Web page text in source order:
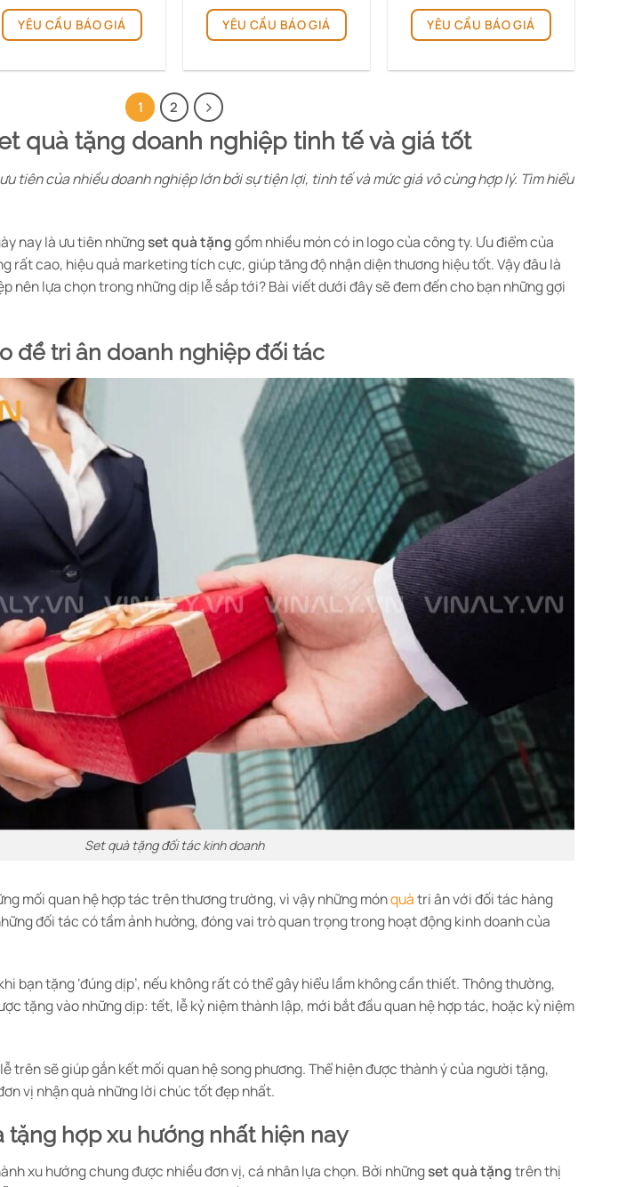
YÊU CẦU BÁO GIÁ YÊU CẦU BÁO GIÁ YÊU CẦU BÁO GIÁ
1 2
quà tặng doanh nghiệp tinh tế và giá tốt
tiên của nhiều doanh nghiệp lớn bởi sự tiện lợi, tinh tế và mức giá vô cùng hợp lý. Tìm hiểu
nay là ưu tiên nhữngset quà tặnggồm nhiều món có in logo của công ty. Ưu điểm của
rất cao, hiệu quả marketing tích cực, giúp tăng độ nhận diện thương hiệu tốt. Vậy đâu là
nên lựa chọn trong những dịp lễ sắp tới? Bài viết dưới đây sẽ đem đến cho bạn những gợi
để tri ân doanh nghiệp đối tác
Set quà tặng đối tác kinh doanh
mối quan hệ hợp tác trên thương trường, vì vậy những mónquàtri ân với đối tác hàng
đối tác có tầm ảnh hưởng, đóng vai trò quan trọng trong hoạt động kinh doanh của
bạn tặng ‘đúng dịp’, nếu không rất có thể gây hiểu lầm không cần thiết. Thông thường,
tặng vào những dịp: tết, lễ kỷ niệm thành lập, mới bắt đầu quan hệ hợp tác, hoặc kỷ niệm
trên sẽ giúp gắn kết mối quan hệ song phương. Thể hiện được thành ý của người tặng,
vị nhận quà những lời chúc tốt đẹp nhất.
tặng hợp xu hướng nhất hiện nay
xu hướng chung được nhiều đơn vị, cá nhân lựa chọn. Bởi nhữngset quà tặngtrên thị